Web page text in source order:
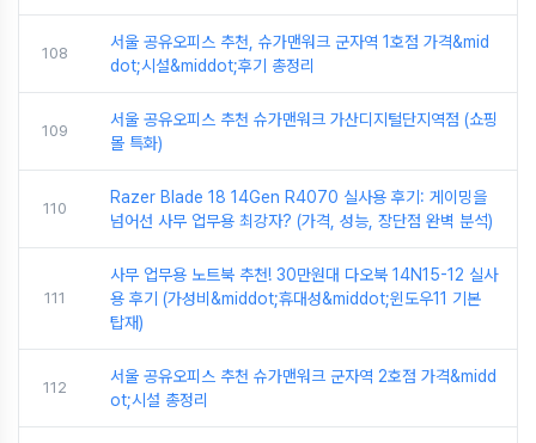
108
서울 공유오피스 추천, 슈가맨워크 군자역 1호점 가격&mid
dot;시설&middot;후기 총정리
109
서울 공유오피스 추천 슈가맨워크 가산디지털단지역점 (쇼핑
몰 특화)
110
Razer Blade 18 14Gen R4070 실사용 후기: 게이밍을
넘어선 사무 업무용 최강자? (가격, 성능, 장단점 완벽 분석)
111
사무 업무용 노트북 추천! 30만원대 다오북 14N15-12 실사
용 후기 (가성비&middot;휴대성&middot;윈도우11 기본
탑재)
112
서울 공유오피스 추천 슈가맨워크 군자역 2호점 가격&midd
ot;시설 총정리